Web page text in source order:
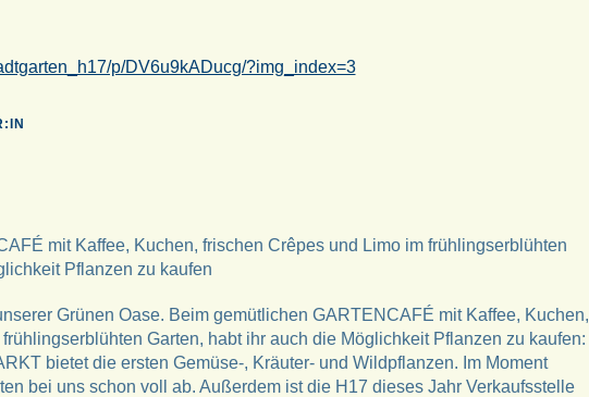
p/DV6u9kADucg/?img_index=3
mit Kaffee, Kuchen, frischen Crêpes und Limo im frühlingserblühten
Pflanzen zu kaufen
Grünen Oase. Beim gemütlichen GARTENCAFÉ mit Kaffee, Kuchen,
Garten, habt ihr auch die Möglichkeit Pflanzen zu kaufen:
bietet die ersten Gemüse-, Kräuter- und Wildpflanzen. Im Moment
bei uns schon voll ab. Außerdem ist die H17 dieses Jahr Verkaufsstelle